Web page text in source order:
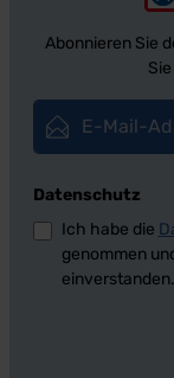
Abonnieren Sie
Datenschutz
Ich habe die
genommen
einverstanden.